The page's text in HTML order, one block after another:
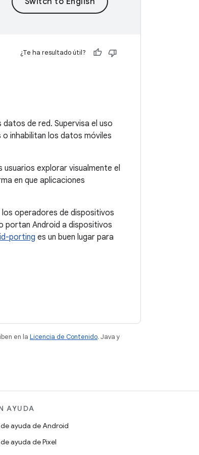
¿Te ha resultado útil?
de red. Supervisa el uso
inhabilitan los datos móviles
explorar visualmente el
en que aplicaciones
operadores de dispositivos
portan Android a dispositivos
porting es un buen lugar para
en la Licencia de Contenido. Java y
AYUDA
ayuda de Android
ayuda de Pixel